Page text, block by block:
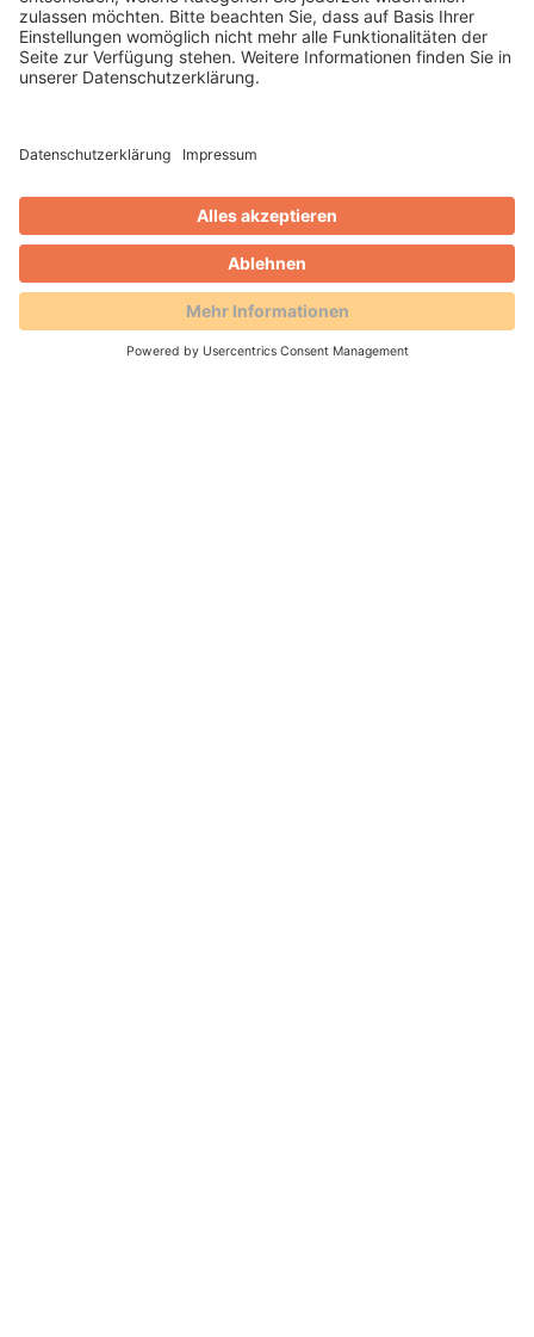
negativ. Auch Gesprächsthemen beziehen
sich aufgrund der ernstzunehmenden Lage,
die man mittlerweile täglich hautnah spürt,
Azubis stellen sich vor -
Auszubildender zum